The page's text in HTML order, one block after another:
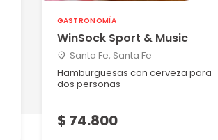
GASTRONOMÍA
WinSock Sport & Music
Santa Fe, Santa Fe
Hamburguesas con cerveza para
dos personas
$ 74.800